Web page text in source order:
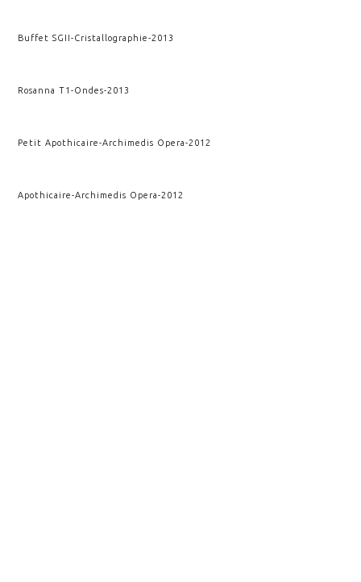
Buffet SGII-Cristallographie-2013
Rosanna T1-Ondes-2013
Petit Apothicaire-Archimedis Opera-2012
Apothicaire-Archimedis Opera-2012